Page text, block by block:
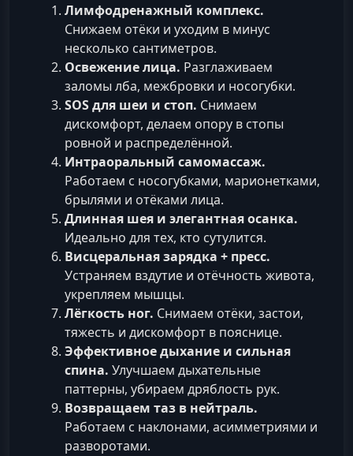
Лимфодренажный комплекс.
Снижаем отёки и уходим в минус
несколько сантиметров.
Освежение лица. Разглаживаем
заломы лба, межбровки и носогубки.
SOS для шеи и стоп. Снимаем
дискомфорт, делаем опору в стопы
ровной и распределённой.
Интраоральный самомассаж.
Работаем с носогубками, марионетками,
брылями и отёками лица.
Длинная шея и элегантная осанка.
Идеально для тех, кто сутулится.
Висцеральная зарядка + пресс.
Устраняем вздутие и отёчность живота,
укрепляем мышцы.
Лёгкость ног. Снимаем отёки, застои,
тяжесть и дискомфорт в пояснице.
Эффективное дыхание и сильная
спина. Улучшаем дыхательные
паттерны, убираем дряблость рук.
Возвращаем таз в нейтраль.
Работаем с наклонами, асимметриями и
разворотами.